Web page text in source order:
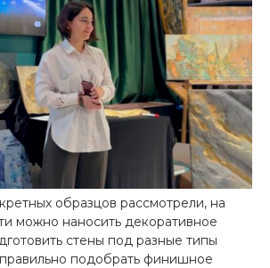
образцов рассмотрели, на
можно наносить декоративное
стены под разные типы
подобрать финишное